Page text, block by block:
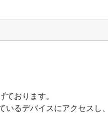
おります。
るデバイスにアクセスし